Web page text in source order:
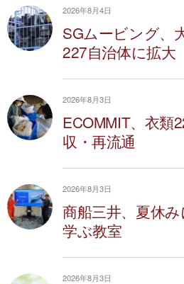
2026年8月4日
SGムービング、
227自治体に拡大
2026年8月3日
ECOMMIT、衣類
収・再流通
2026年8月3日
商船三井、夏休
学ぶ教室
2026年8月3日